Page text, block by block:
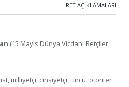
RET AÇIKLAMALARI
(15 Mayıs Dünya Vicdani Retçiler
milliyetçi, cinsiyetçi, türcü, otoriter